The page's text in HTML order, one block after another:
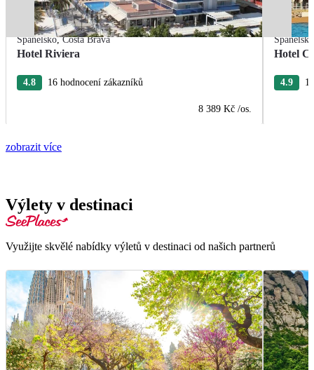
Španělsko,Costa Brava
Hotel Riviera
4.8 16 hodnocení zákazníků
8 389 Kč /os.
Španělsko
Hotel
4.9
zobrazit více
Výlety v destinaci
Využijte skvělé nabídky výletů v destinaci od našich partnerů